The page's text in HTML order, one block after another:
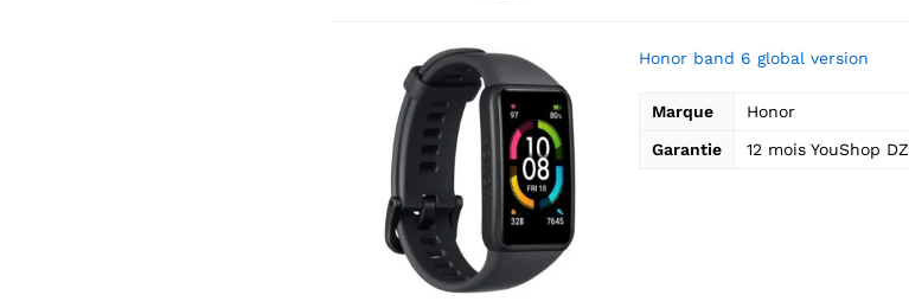
Honor band 6 global version
Marque
Honor
Garantie
12 mois YouShop DZ